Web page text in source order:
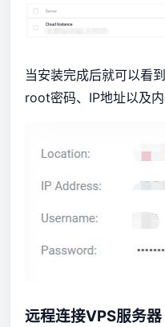
当安装完成后就可以看
root密码、IP地址以及内
远程连接VPS服务器